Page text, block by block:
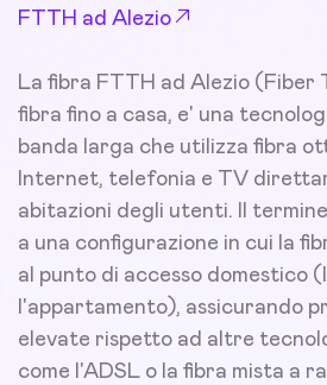
FTTH ad Alezio
La fibra FTTH ad Alezio (Fiber
fibra fino a casa, e' una
banda larga che utilizza fibra
Internet, telefonia e TV
abitazioni degli utenti. Il
a una configurazione in cui la
al punto di accesso domestico
l'appartamento), assicurando
elevate rispetto ad altre
come l'ADSL o la fibra mista a